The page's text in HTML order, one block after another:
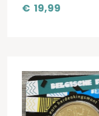
€ 19,99